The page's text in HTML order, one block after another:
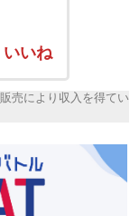
いいね
売により収入を得てい